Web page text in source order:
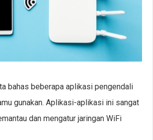
bahas beberapa aplikasi pengendali
gunakan. Aplikasi-aplikasi ini sangat
dan mengatur jaringan WiFi